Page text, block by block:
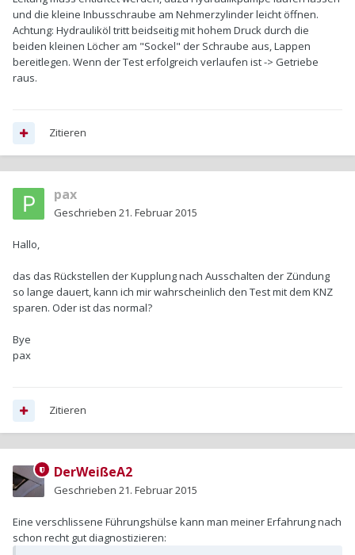
und die kleine Inbusschraube am Nehmerzylinder leicht öffnen.
Achtung: Hydrauliköl tritt beidseitig mit hohem Druck durch die
beiden kleinen Löcher am "Sockel" der Schraube aus, Lappen
bereitlegen. Wenn der Test erfolgreich verlaufen ist -> Getriebe
raus.
Zitieren
pax
Geschrieben 21. Februar 2015
Hallo,
das das Rückstellen der Kupplung nach Ausschalten der Zündung
so lange dauert, kann ich mir wahrscheinlich den Test mit dem KNZ
sparen. Oder ist das normal?
Bye
pax
Zitieren
DerWeißeA2
Geschrieben 21. Februar 2015
Eine verschlissene Führungshülse kann man meiner Erfahrung nach
schon recht gut diagnostizieren: